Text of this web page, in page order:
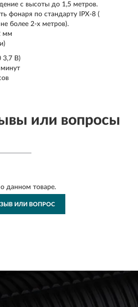
с высоты до 1,5 метров.
фонаря по стандарту IPX-8 (
более 2-х метров).
мм
3,7 В)
или вопросы
данном товаре.
ИЛИ ВОПРОС